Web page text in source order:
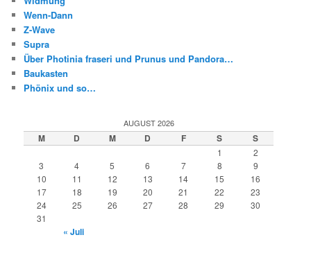
Wenn-Dann
Z-Wave
Supra
Über Photinia fraseri und Prunus und Pandora…
Baukasten
Phönix und so…
AUGUST 2026
M D M D F S S
1
2
3
4 5 6 7 8
9
10
11 12 13 14 15
16
17
18 19 20 21 22
23
24
25 26 27 28 29
30
31
« Juli